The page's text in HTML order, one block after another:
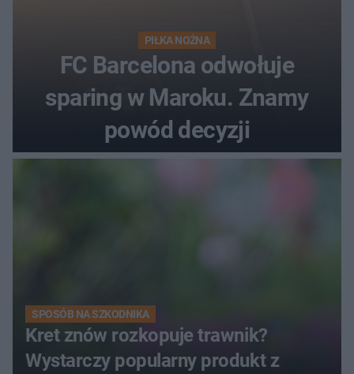
PIŁKA NOŻNA
FC Barcelona odwołuje
sparing w Maroku. Znamy
powód decyzji
SPOSÓB NA SZKODNIKA
Kret znów rozkopuje trawnik?
Wystarczy popularny produkt z